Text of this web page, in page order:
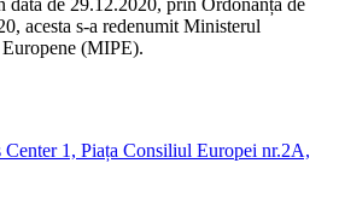
acesta s-a redenumit Ministerul
(MIPE).
1, Piața Consiliul Europei nr.2A,